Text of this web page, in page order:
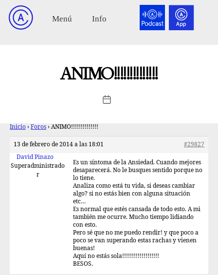
ANIMO!!!!!!!!!!!!!!
Inicio › Foros › ANIMO!!!!!!!!!!!!!!
13 de febrero de 2014 a las 18:01
#29827
David Pinazo
Superadministrado
r
Es un síntoma de la Ansiedad. Cuando mejores
desaparecerá. No le busques sentido porque no
lo tiene.
Analiza como está tu vida, si deseas cambiar
algo? si no estás bien con alguna situación
etc…
Es normal que estés cansada de todo esto. A mi
también me ocurre. Mucho tiempo lidiando
con esto.
Pero sé que no me puedo rendir! y que poco a
poco se van superando estas rachas y vienen
buenas!
Aquí no estás sola!!!!!!!!!!!!!!!!!!!
BESOS.